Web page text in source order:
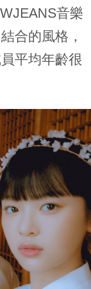
音樂
合的風格，
平均年齡很